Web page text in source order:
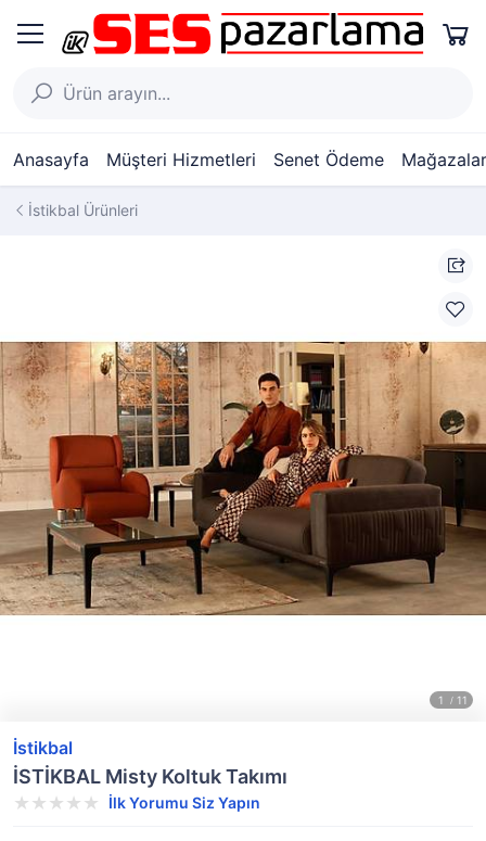
Anasayfa Müşteri Hizmetleri Senet Ödeme
İstikbal Ürünleri
İstikbal
İSTİKBAL Misty Koltuk Takımı
İlk Yorumu Siz Yapın